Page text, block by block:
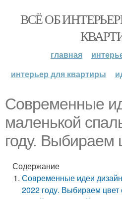
ВСЁ ОБ
главная
интерьер для квартиры
Современные
маленькой
году. Выбираем
Содержание
Современные идеи
2022 году. Выбираем цвет